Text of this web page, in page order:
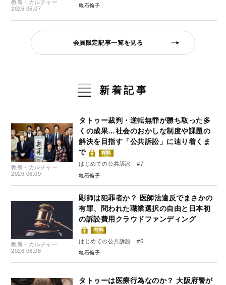
教養・カルチャー
2026.06.07
亀石倫子
会員限定記事一覧を見る
新着記事
教養・カルチャー
2026.06.09
タトゥー裁判・逆転無罪が勝ち取った多
くの成果…社会のおかしな制度や課題の
解決を目指す「公共訴訟」に辿り着くま
で
有料
はじめての公共訴訟 #7
亀石倫子
教養・カルチャー
2026.06.08
彫師は犯罪者か？ 医師法違反でまさかの
有罪、問われた職業選択の自由と日本初
の訴訟費用クラウドファンディング
有料
はじめての公共訴訟 #6
亀石倫子
タトゥーは医療行為なのか？ 大阪府警が